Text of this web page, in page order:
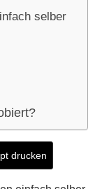
selber
drucken